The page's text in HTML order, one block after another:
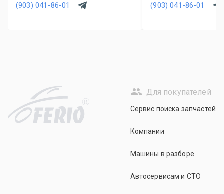
(903) 041-86-01 (903) 041-86-01
R
Для покупателей
Сервис поиска запчастей
Компании
Машины в разборе
Автосервисам и СТО